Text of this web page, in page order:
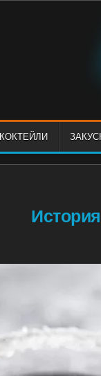
КОКТЕЙЛИ